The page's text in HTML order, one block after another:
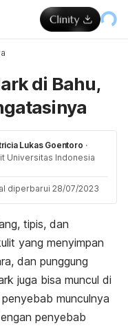
di Bahu,
Lukas Goentoro ·
Universitas Indonesia
diperbarui 28/07/2023
tipis, dan
yang menyimpan
dan punggung
juga bisa muncul di
munculnya
penyebab